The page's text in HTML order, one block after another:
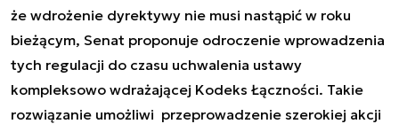
że wdrożenie dyrektywy nie musi nastąpić w roku
bieżącym, Senat proponuje odroczenie wprowadzenia
tych regulacji do czasu uchwalenia ustawy
kompleksowo wdrażającej Kodeks Łączności. Takie
rozwiązanie umożliwi przeprowadzenie szerokiej akcji